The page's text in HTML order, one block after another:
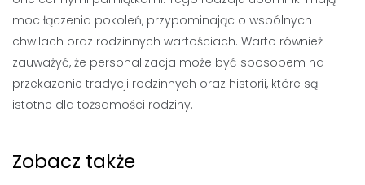
moc łączenia pokoleń, przypominając o wspólnych
chwilach oraz rodzinnych wartościach. Warto również
zauważyć, że personalizacja może być sposobem na
przekazanie tradycji rodzinnych oraz historii, które są
istotne dla tożsamości rodziny.
Zobacz także